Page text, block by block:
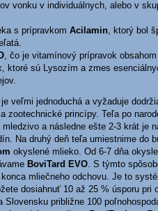
vonku v individuálnych, alebo v
s prípravkom Acilamin, ktorý bol
, čo je vitamínový prípravok
ktoré sú Lysozím a zmes
je veľmi jednoduchá a vyžaduje
zootechnické princípy. Teľa po
a následne ešte 2-3 krát je
Na druhý deň teľa umiestnime do
okyslené mlieko. Od 6-7 dňa
BoviTard EVO. S týmto
mliečneho odchovu. Je to
dosiahnuť 10 až 25 % úsporu pri
Slovensku približne 100